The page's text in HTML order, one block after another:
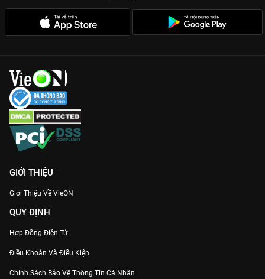
GIỚI THIỆU
Giới Thiệu Về VieON
QUY ĐỊNH
Hợp Đồng Điện Tử
Điều Khoản Và Điều Kiện
Chính Sách Bảo Vệ Thông Tin Cá Nhân